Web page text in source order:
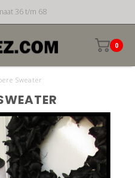
36 t/m 68
0
Sweater